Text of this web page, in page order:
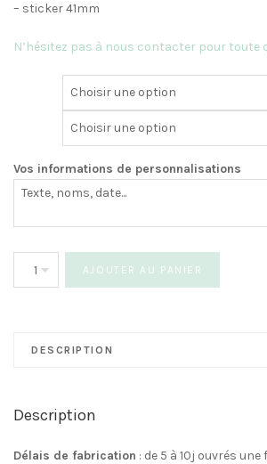
– sticker 41mm
N’hésitez pas à nous contacter pour toute
Vos informations de personnalisations
Naissance
AJOUTER AU PANIER
DESCRIPTION
Description
Délais de fabrication : de 5 à 10j ouvrés